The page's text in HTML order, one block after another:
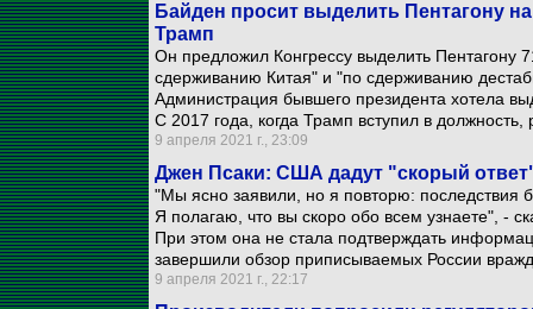
Байден просит выделить Пентагону
Трамп
Он предложил Конгрессу выделить Пентагону
сдерживанию Китая" и "по сдерживанию
Администрация бывшего президента хотела
С 2017 года, когда Трамп вступил в
9 апреля 2021 г., 23:09
Джен Псаки: США дадут "скорый
"Мы ясно заявили, но я повторю: последствия
Я полагаю, что вы скоро обо всем узнаете", -
При этом она не стала подтверждать
завершили обзор приписываемых России
9 апреля 2021 г., 22:17